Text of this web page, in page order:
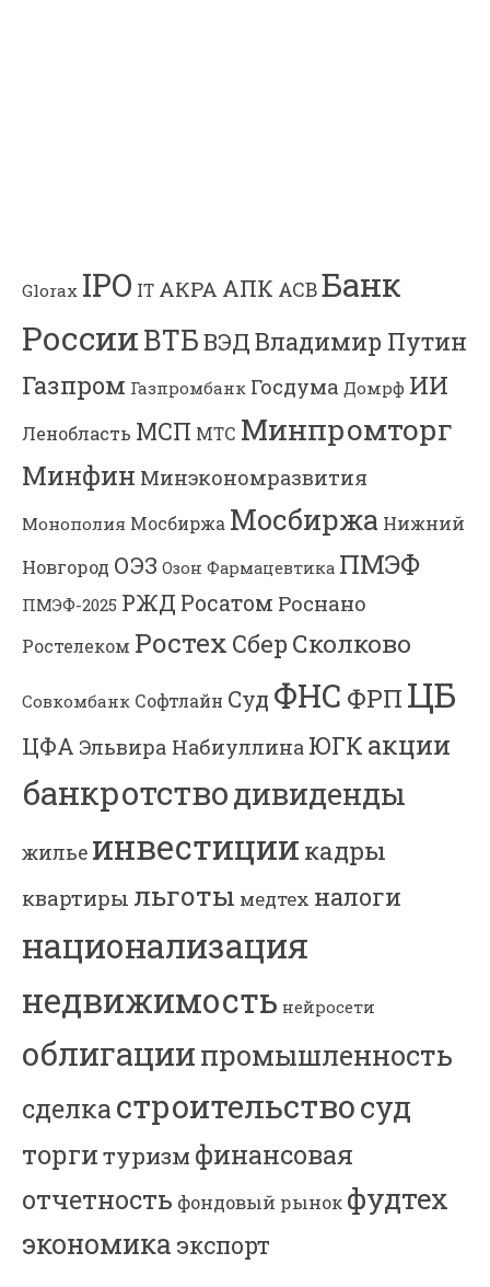
Glorax IPO IT АКРА АПК АСВБанк
РоссииВТБВЭДВладимир Путин
Газпром Газпромбанк Госдума Домрф ИИ
Ленобласть МСП МТС Минпромторг
Минфин Минэкономразвития
Монополия Мосбиржа Мосбиржа Нижний
Новгород ОЭЗ Озон Фармацевтика ПМЭФ
ПМЭФ-2025 РЖД Росатом Роснано
Ростелеком Ростех Сбер Сколково
Совкомбанк Софтлайн Суд ФНС ФРП ЦБ
ЦФА Эльвира Набиуллина ЮГК акции
банкротстводивиденды
жилье инвестиции кадры
квартиры льготы медтех налоги
национализация
недвижимость нейросети
облигациипромышленность
сделкастроительствосуд
торгитуризм финансовая
отчетность фондовый рынок фудтех
экономика экспорт